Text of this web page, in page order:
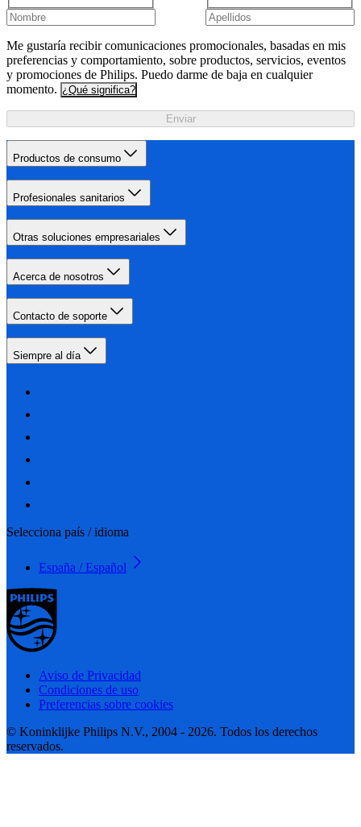
Me gustaría recibir comunicaciones promocionales, basadas en mis
preferencias y comportamiento, sobre productos, servicios, eventos
y promociones de Philips. Puedo darme de baja en cualquier
momento. ¿Qué significa?
Enviar
Productos de consumo
Profesionales sanitarios
Otras soluciones empresariales
Acerca de nosotros
Contacto de soporte
Siempre al día
Selecciona país / idioma
España / Español
Aviso de Privacidad
Condiciones de uso
Preferencias sobre cookies
© Koninklijke Philips N.V., 2004 - 2026. Todos los derechos
reservados.